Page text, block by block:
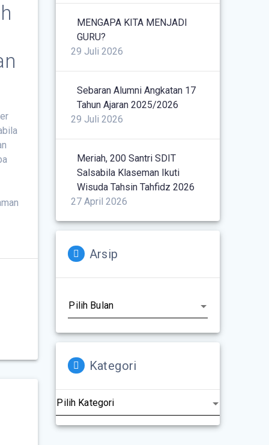
MENGAPA KITA MENJADI
GURU?
29 Juli 2026
Sebaran Alumni Angkatan 17
Tahun Ajaran 2025/2026
29 Juli 2026
Meriah, 200 Santri SDIT
Salsabila Klaseman Ikuti
Wisuda Tahsin Tahfidz 2026
27 April 2026
Arsip
Kategori